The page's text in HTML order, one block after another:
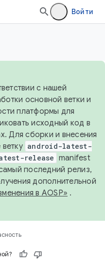
Войти
с нашей
основной ветки и
платформы для
исходный код в
Для сборки и внесения
android-latest-
release manifest
последний релиз,
дополнительной
в AOSP» .